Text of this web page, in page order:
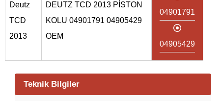
Deutz
TCD
2013
DEUTZ TCD 2013 PİSTON
KOLU 04901791 04905429
OEM
04901791
04905429
Teknik Bilgiler